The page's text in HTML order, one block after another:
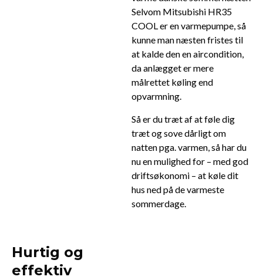
Selvom Mitsubishi HR35
COOL er en varmepumpe, så
kunne man næsten fristes til
at kalde den en aircondition,
da anlægget er mere
målrettet køling end
opvarmning.
Så er du træt af at føle dig
træt og sove dårligt om
natten pga. varmen, så har du
nu en mulighed for – med god
driftsøkonomi – at køle dit
hus ned på de varmeste
sommerdage.
Hurtig og
effektiv